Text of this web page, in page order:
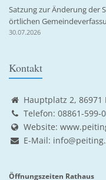
Satzung zur Änderung der
örtlichen
30.07.2026
Kontakt
Hauptplatz 2, 86971
Telefon: 08861-599-0
Website:
E-Mail:
Öffnungszeiten Rathaus